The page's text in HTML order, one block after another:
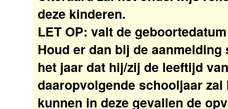
deze kinderen.
LET OP: valt de
Houd er dan bij de
het jaar dat hij/zij de leeftijd
daaropvolgende schooljaar
kunnen in deze gevallen de